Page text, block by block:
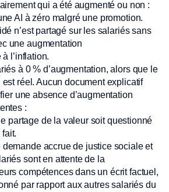
qui a été augmenté ou non :
AI à zéro malgré une promotion.
n’est partagé sur les salariés sans
une augmentation
l’inflation.
à 0 % d’augmentation, alors que le
réel. Aucun document explicatif
une absence d’augmentation
:
partage de la valeur soit questionné
demande accrue de justice sociale et
sont en attente de la
compétences dans un écrit factuel,
par rapport aux autres salariés du